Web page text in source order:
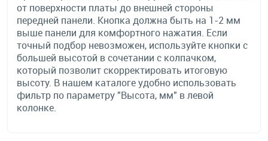
от поверхности платы до внешней стороны
передней панели. Кнопка должна быть на 1-2 мм
выше панели для комфортного нажатия. Если
точный подбор невозможен, используйте кнопки с
большей высотой в сочетании с колпачком,
который позволит скорректировать итоговую
высоту. В нашем каталоге удобно использовать
фильтр по параметру "Высота, мм" в левой
колонке.